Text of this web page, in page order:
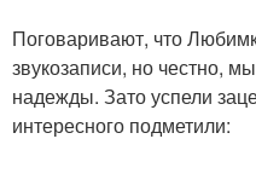
Поговаривают, что
звукозаписи, но честно,
надежды. Зато успели
интересного подметили: